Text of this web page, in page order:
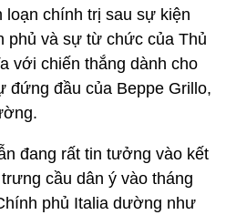
loạn chính trị sau sự kiện
phủ và sự từ chức của Thủ
với chiến thắng dành cho
đứng đầu của Beppe Grillo,
đang rất tin tưởng vào kết
cầu dân ý vào tháng
phủ Italia dường như